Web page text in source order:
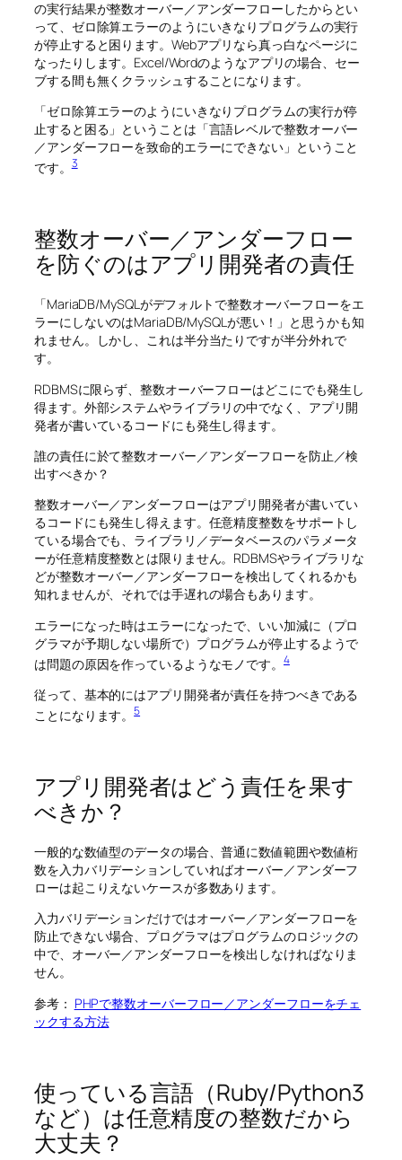
の実行結果が整数オーバー／アンダーフローしたからとい
って、ゼロ除算エラーのようにいきなりプログラムの実行
が停止すると困ります。Webアプリなら真っ白なページに
なったりします。Excel/Wordのようなアプリの場合、セー
ブする間も無くクラッシュすることになります。
「ゼロ除算エラーのようにいきなりプログラムの実行が停
止すると困る」ということは「言語レベルで整数オーバー
／アンダーフローを致命的エラーにできない」ということ
です。3
整数オーバー／アンダーフロー
を防ぐのはアプリ開発者の責任
「MariaDB/MySQLがデフォルトで整数オーバーフローをエ
ラーにしないのはMariaDB/MySQLが悪い！」と思うかも知
れません。しかし、これは半分当たりですが半分外れで
す。
RDBMSに限らず、整数オーバーフローはどこにでも発生し
得ます。外部システムやライブラリの中でなく、アプリ開
発者が書いているコードにも発生し得ます。
誰の責任に於て整数オーバー／アンダーフローを防止／検
出すべきか？
整数オーバー／アンダーフローはアプリ開発者が書いてい
るコードにも発生し得えます。任意精度整数をサポートし
ている場合でも、ライブラリ／データベースのパラメータ
ーが任意精度整数とは限りません。RDBMSやライブラリな
どが整数オーバー／アンダーフローを検出してくれるかも
知れませんが、それでは手遅れの場合もあります。
エラーになった時はエラーになったで、いい加減に（プロ
グラマが予期しない場所で）プログラムが停止するようで
は問題の原因を作っているようなモノです。 4
従って、基本的にはアプリ開発者が責任を持つべきである
ことになります。5
アプリ開発者はどう責任を果す
べきか？
一般的な数値型のデータの場合、普通に数値範囲や数値桁
数を入力バリデーションしていればオーバー／アンダーフ
ローは起こりえないケースが多数あります。
入力バリデーションだけではオーバー／アンダーフローを
防止できない場合、プログラマはプログラムのロジックの
中で、オーバー／アンダーフローを検出しなければなりま
せん。
参考： PHPで整数オーバーフロー／アンダーフローをチェ
ックする方法
使っている言語（Ruby/Python3
など）は任意精度の整数だから
大丈夫？